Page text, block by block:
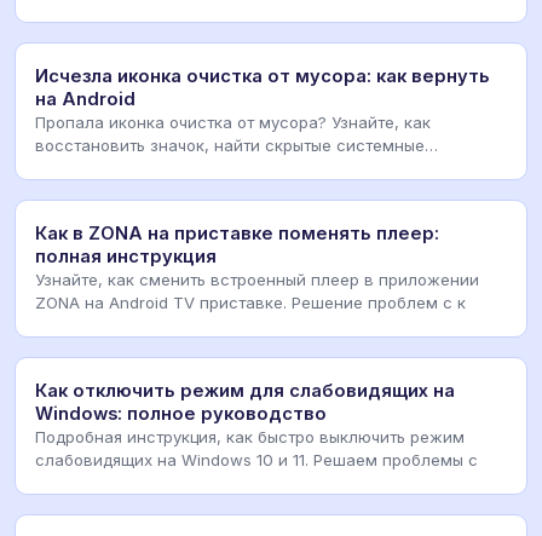
Исчезла иконка очистка от мусора: как вернуть
на Android
Пропала иконка очистка от мусора? Узнайте, как
восстановить значок, найти скрытые системные
Как в ZONA на приставке поменять плеер:
полная инструкция
Узнайте, как сменить встроенный плеер в приложении
ZONA на Android TV приставке. Решение проблем с к
Как отключить режим для слабовидящих на
Windows: полное руководство
Подробная инструкция, как быстро выключить режим
слабовидящих на Windows 10 и 11. Решаем проблемы с